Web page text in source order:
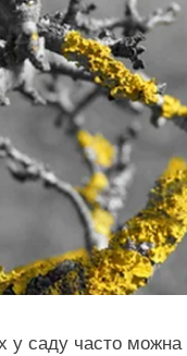
саду часто можна